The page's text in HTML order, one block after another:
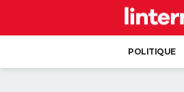
POLITIQUE